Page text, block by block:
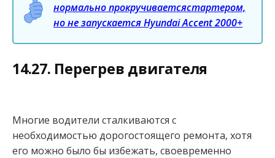
нормально прокручиваетсястартером,
но не запускается Hyundai Accent 2000+
14.27. Перегрев двигателя
Многие водители сталкиваются с
необходимостью дорогостоящего ремонта, хотя
его можно было бы избежать, своевременно